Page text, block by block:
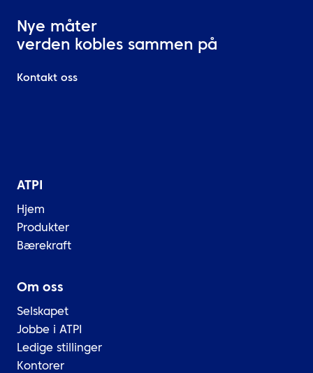
Nye måter
verden kobles sammen på
Kontakt oss
ATPI
Hjem
Produkter
Bærekraft
Om oss
Selskapet
Jobbe i ATPI
Ledige stillinger
Kontorer